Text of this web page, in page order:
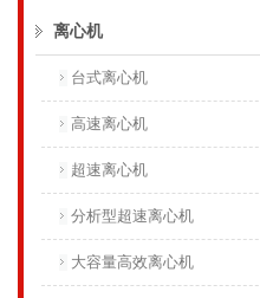
离心机
台式离心机
高速离心机
超速离心机
分析型超速离心机
大容量高效离心机